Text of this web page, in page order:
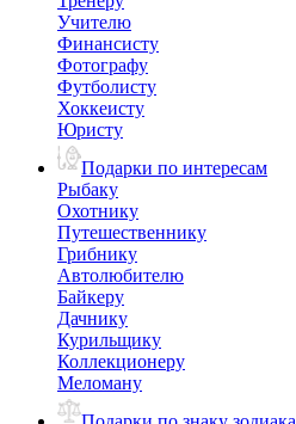
Учителю
Финансисту
Фотографу
Футболисту
Хоккеисту
Юристу
Подарки по интересам
Рыбаку
Охотнику
Путешественнику
Грибнику
Автолюбителю
Байкеру
Дачнику
Курильщику
Коллекционеру
Меломану